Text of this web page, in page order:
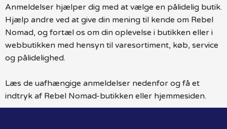
Anmeldelser hjælper dig med at vælge en pålidelig butik.
Hjælp andre ved at give din mening til kende om Rebel
Nomad, og fortæl os om din oplevelse i butikken eller i
webbutikken med hensyn til varesortiment, køb, service
og pålidelighed.
Læs de uafhængige anmeldelser nedenfor og få et
indtryk af Rebel Nomad-butikken eller hjemmesiden.